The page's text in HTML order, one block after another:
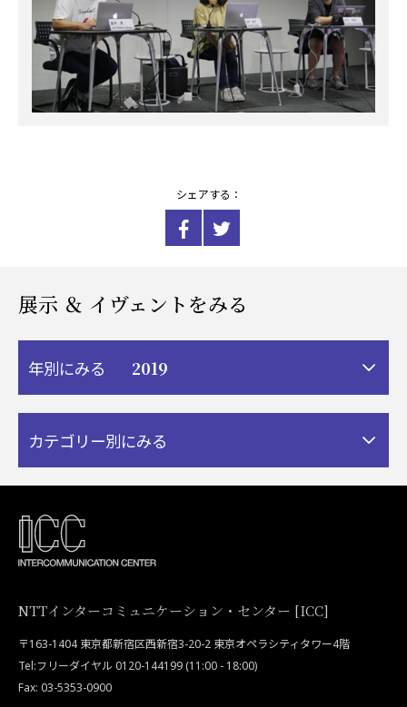
シェアする：
展示 ＆ イヴェントをみる
年別にみる 2019
カテゴリー別にみる
NTTインターコミュニケーション・センター [ICC]
〒163-1404 東京都新宿区西新宿3-20-2 東京オペラシティタワー4階
Tel:フリーダイヤル 0120-144199 (11:00 - 18:00)
Fax: 03-5353-0900